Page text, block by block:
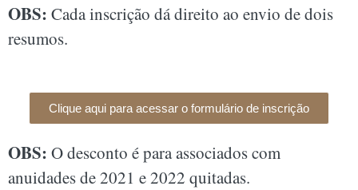
OBS: Cada inscrição dá direito ao envio de dois
resumos.
Clique aqui para acessar o formulário de inscrição
OBS: O desconto é para associados com
anuidades de 2021 e 2022 quitadas.